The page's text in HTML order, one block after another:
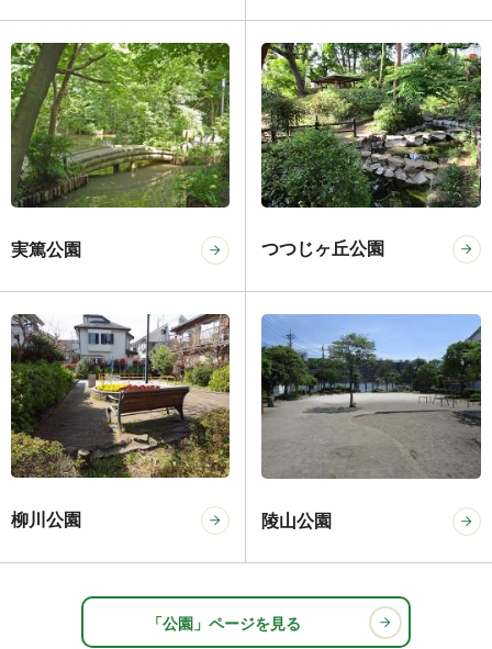
実篤公園 つつじヶ丘公園
柳川公園 陵山公園
「公園」ページを見る